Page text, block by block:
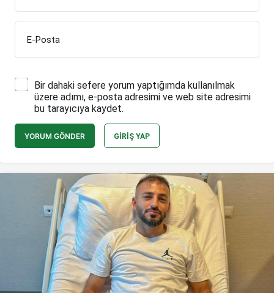
E-Posta
Bir dahaki sefere yorum yaptığımda kullanılmak
üzere adımı, e-posta adresimi ve web site adresimi
bu tarayıcıya kaydet.
YORUM GÖNDER GIRIŞ YAP